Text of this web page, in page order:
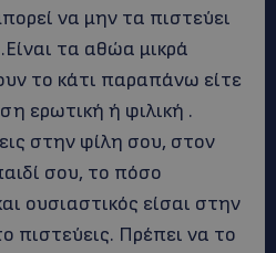
να μην τα πιστεύει
τα αθώα μικρά
το κάτι παραπάνω είτε
ερωτική ή φιλική .
στην φίλη σου, στον
σου, το πόσο
ουσιαστικός είσαι στην
πιστεύεις. Πρέπει να το